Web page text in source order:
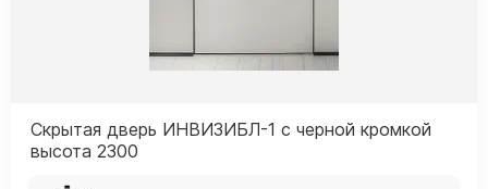
Скрытая дверь ИНВИЗИБЛ-1 с черной кромкой
высота 2300